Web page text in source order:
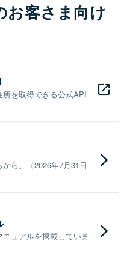
お客さま向け
を取得できる公式API
ら。（2026年7月31日
ュアルを掲載していま